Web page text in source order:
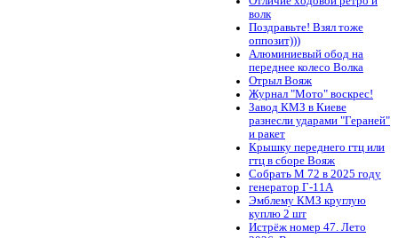
волк
Поздравьте! Взял тоже
оппозит)))
Алюминиевый обод на
переднее колесо Волка
Отрыл Вояж
Журнал "Мото" воскрес!
Завод КМЗ в Киеве
разнесли ударами "Гераней"
и ракет
Крышку переднего гтц или
гтц в сборе Вояж
Собрать М 72 в 2025 году
генератор Г-11А
Эмблему КМЗ круглую
куплю 2 шт
Истрёж номер 47. Лето